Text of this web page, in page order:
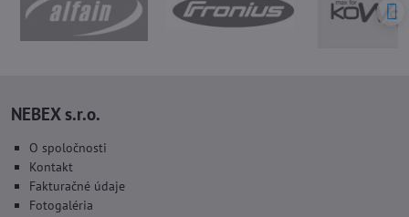
NEBEX s.r.o.
O spoločnosti
Kontakt
Fakturačné údaje
Fotogaléria